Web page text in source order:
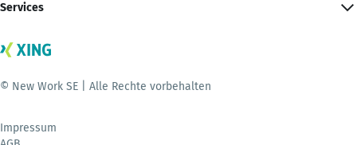
Services
© New Work SE | Alle Rechte vorbehalten
Impressum